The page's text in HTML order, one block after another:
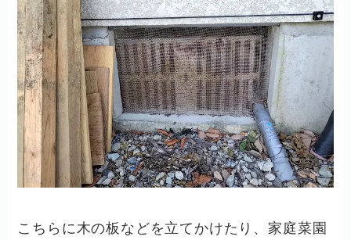
こちらに木の板などを立てかけたり、家庭菜園